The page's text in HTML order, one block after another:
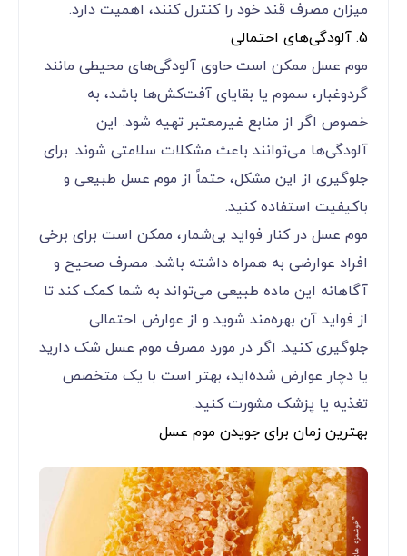
میزان مصرف قند خود را کنترل کنند، اهمیت دارد.
5. آلودگی‌های احتمالی
موم عسل ممکن است حاوی آلودگی‌های محیطی مانند
گردوغبار، سموم یا بقایای آفت‌کش‌ها باشد، به
خصوص اگر از منابع غیرمعتبر تهیه شود. این
آلودگی‌ها می‌توانند باعث مشکلات سلامتی شوند. برای
جلوگیری از این مشکل، حتماً از موم عسل طبیعی و
باکیفیت استفاده کنید.
موم عسل در کنار فواید بی‌شمار، ممکن است برای برخی
افراد عوارضی به همراه داشته باشد. مصرف صحیح و
آگاهانه این ماده طبیعی می‌تواند به شما کمک کند تا
از فواید آن بهره‌مند شوید و از عوارض احتمالی
جلوگیری کنید. اگر در مورد مصرف موم عسل شک دارید
یا دچار عوارض شده‌اید، بهتر است با یک متخصص
تغذیه یا پزشک مشورت کنید.
بهترین زمان برای جویدن موم عسل